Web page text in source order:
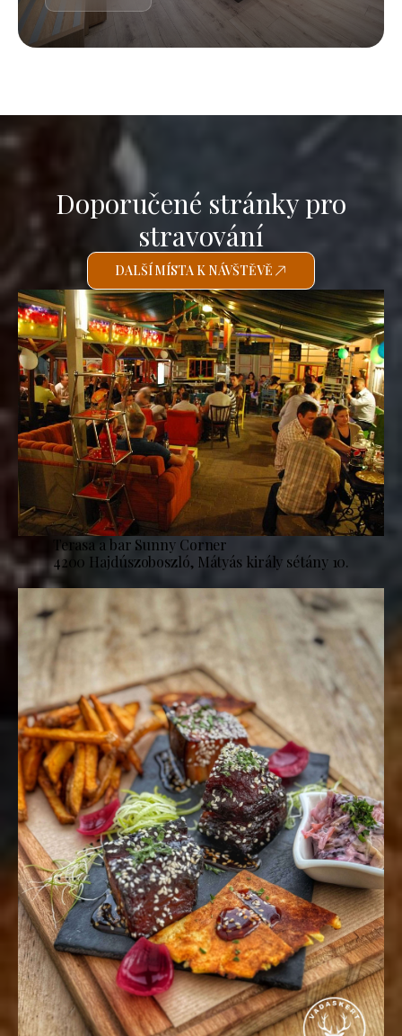
Doporučené stránky pro
stravování
DALŠÍ MÍSTA K NÁVŠTĚVĚ
Terasa a bar Sunny Corner
4200 Hajdúszoboszló, Mátyás király sétány 10.